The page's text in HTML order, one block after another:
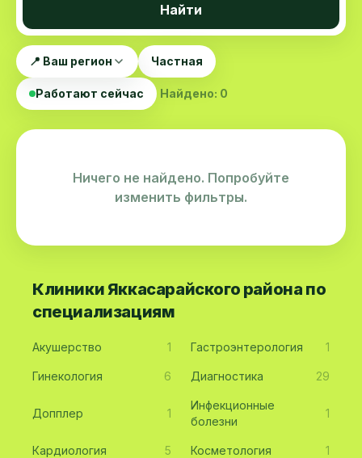
Найти
📍 Ваш регион Частная
Работают сейчас Найдено: 0
Ничего не найдено. Попробуйте
изменить фильтры.
Клиники Яккасарайского района по
специализациям
Акушерство 1 Гастроэнтерология 1
Гинекология 6 Диагностика 29
Допплер 1
Инфекционные
болезни
1
Кардиология 5 Косметология 1